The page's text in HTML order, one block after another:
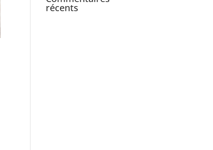
récents